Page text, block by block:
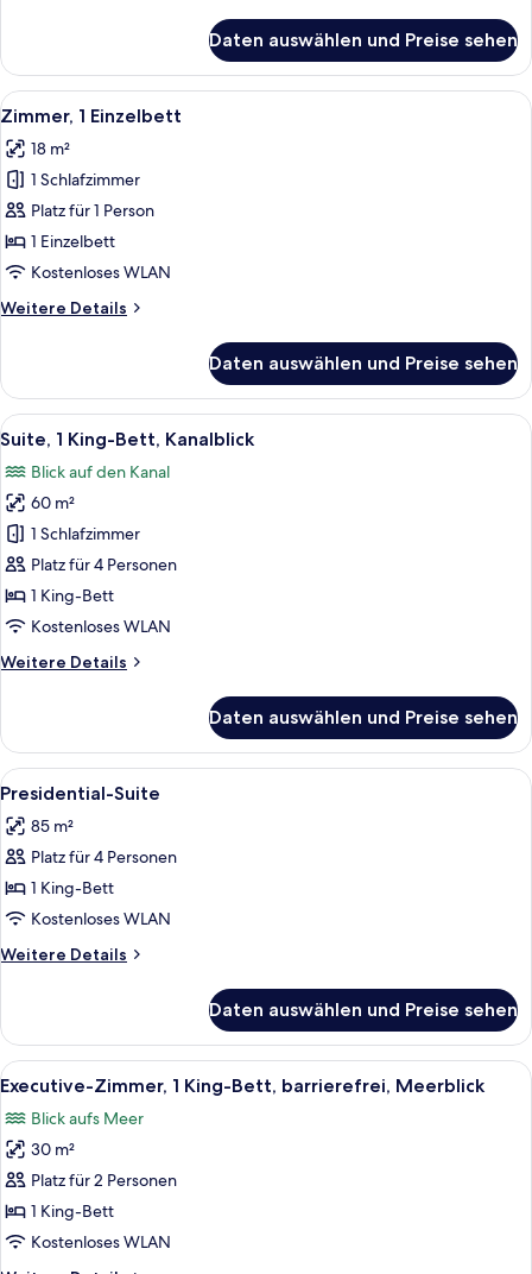
1 King-
Bett,
Meerblick
Daten auswählen und Preise sehen
Alle
Fotos
für
Zimmer,
1 Einzelbett
anzeigen
Ein Hotelzimmer mit einem großen
7
Zimmer, 1 Einzelbett
18 m²
1 Schlafzimmer
Platz für 1 Person
1 Einzelbett
Kostenloses WLAN
Weitere Details
Weitere
1 Einzelbett
Daten auswählen und Preise sehen
Alle
Fotos
für
Suite,
1 King-
Bett,
Kanalblick
anzeigen
Ein modernes Wohnzimmer mit
7
Suite, 1 King-Bett, Kanalblick
Blick auf den Kanal
60 m²
1 Schlafzimmer
Platz für 4 Personen
1 King-Bett
Kostenloses WLAN
Weitere Details
Weitere
1 King-
Bett,
Kanalblick
Daten auswählen und Preise sehen
Alle
Fotos
für
Presidential-
Suite
anzeigen
Ein moderner Essbereich mit einem
14
Presidential-Suite
85 m²
Platz für 4 Personen
1 King-Bett
Kostenloses WLAN
Weitere Details
Weitere
Suite
Daten auswählen und Preise sehen
Alle
Fotos
für
Executive-
Zimmer,
1 King-
Bett,
Ein modernes Hotelzimmer mit Bett,
6
Executive-Zimmer, 1 King-Bett, barrierefrei, Meerblick
Blick aufs Meer
30 m²
Platz für 2 Personen
1 King-Bett
Kostenloses WLAN